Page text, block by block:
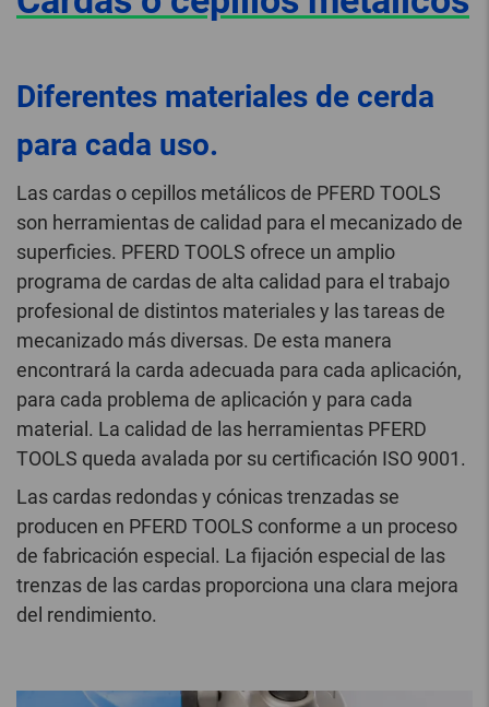
Diferentes materiales de cerda
para cada uso.
Las cardas o cepillos metálicos de PFERD TOOLS
son herramientas de calidad para el mecanizado de
superficies. PFERD TOOLS ofrece un amplio
programa de cardas de alta calidad para el trabajo
profesional de distintos materiales y las tareas de
mecanizado más diversas. De esta manera
encontrará la carda adecuada para cada aplicación,
para cada problema de aplicación y para cada
material. La calidad de las herramientas PFERD
TOOLS queda avalada por su certificación ISO 9001.
Las cardas redondas y cónicas trenzadas se
producen en PFERD TOOLS conforme a un proceso
de fabricación especial. La fijación especial de las
trenzas de las cardas proporciona una clara mejora
del rendimiento.